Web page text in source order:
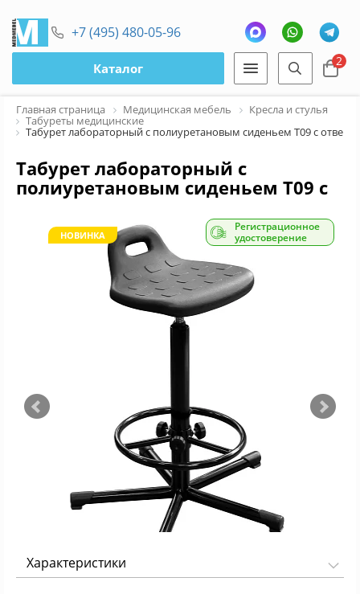
+7 (495) 480-05-96
Каталог 2
Главная страница Медицинская мебель Кресла и стулья
Табуреты медицинские
Табурет лабораторный с полиуретановым сиденьем Т09 с
Табурет лабораторный с
полиуретановым сиденьем Т09 с
отверстием для руки
НОВИНКА
Регистрационное
удостоверение
Характеристики